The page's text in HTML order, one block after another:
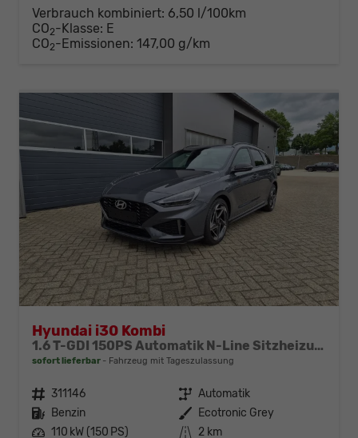
Verbrauch kombiniert: 6,50 l/100km
CO2-Klasse: E
CO2-Emissionen: 147,00 g/km
Hyundai i30 Kombi
1.6 T-GDI 150PS Automatik N-Line Sitzheizung Lenkradheizung Klimaautomatik Navi 10,3"-Touchscreen Bluelink Apple CarPlay + Android Auto PDC v+h Rückf.Kamera 18-LM
sofort lieferbar Fahrzeug mit Tageszulassung
Fahrzeugnr. 311146 Getriebe Automatik
Kraftstoff Benzin Außenfarbe Ecotronic Grey
Leistung 110 kW (150 PS) Kilometerstand 2 km